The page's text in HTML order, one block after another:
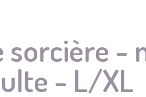
Ballons
Bougies
Décoration
sorcière -
- L/XL